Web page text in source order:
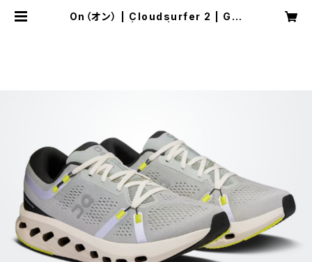
On（オン） | Cloudsurfer 2 | Gla